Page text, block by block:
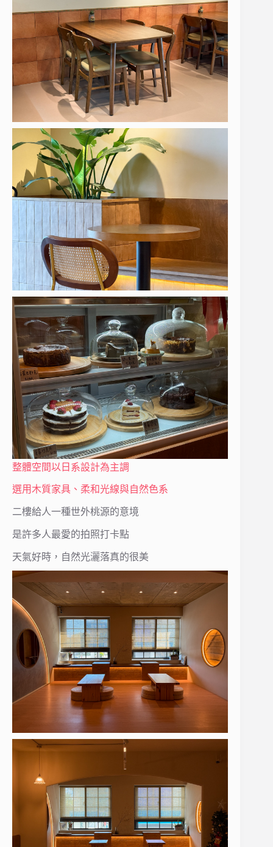
整體空間以日系設計為主調
選用木質家具、柔和光線與自然色系
二樓給人一種世外桃源的意境
是許多人最愛的拍照打卡點
天氣好時，自然光灑落真的很美